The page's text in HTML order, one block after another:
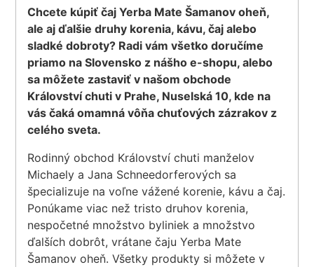
Chcete kúpiť čaj Yerba Mate Šamanov oheň,
ale aj ďalšie druhy korenia, kávu, čaj alebo
sladké dobroty? Radi vám všetko doručíme
priamo na Slovensko z nášho e-shopu, alebo
sa môžete zastaviť v našom obchode
Království chuti v Prahe, Nuselská 10, kde na
vás čaká omamná vôňa chuťových zázrakov z
celého sveta.
Rodinný obchod Království chuti manželov
Michaely a Jana Schneedorferových sa
špecializuje na voľne vážené korenie, kávu a čaj.
Ponúkame viac než tristo druhov korenia,
nespočetné množstvo byliniek a množstvo
ďalších dobrôt, vrátane čaju Yerba Mate
Šamanov oheň. Všetky produkty si môžete v